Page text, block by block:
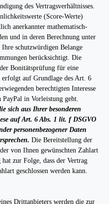
des Vertragsverhältnisses.
(Score-Werte)
anerkannter mathematisch-
und in deren Berechnung unter
schutzwürdigen Belange
berücksichtigt. Die
Bonitätsprüfung für eine
erfolgt auf Grundlage des Art. 6
berechtigten Interesse
in Vorleistung geht.
sich aus Ihrer besonderen
auf Art. 6 Abs. 1 lit. f DSGVO
personenbezogener Daten
Die Bereitstellung der
von Ihnen gewünschten Zahlart
zur Folge, dass der Vertrag
geschlossen werden kann.
Drittanbieters werden die zur